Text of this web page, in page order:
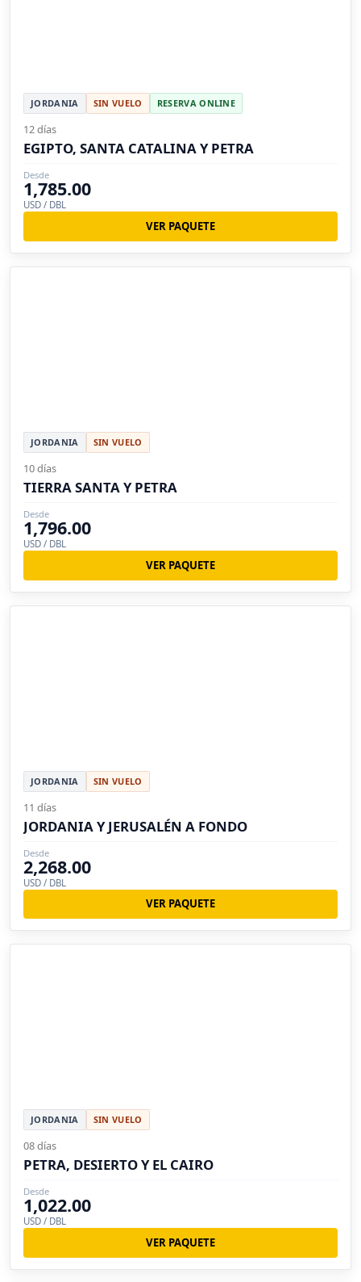
JORDANIA SIN VUELO RESERVA ONLINE
12 días
EGIPTO, SANTA CATALINA Y PETRA
Desde
1,785.00
USD / DBL
VER PAQUETE
JORDANIA SIN VUELO
10 días
TIERRA SANTA Y PETRA
Desde
1,796.00
USD / DBL
VER PAQUETE
JORDANIA SIN VUELO
11 días
JORDANIA Y JERUSALÉN A FONDO
Desde
2,268.00
USD / DBL
VER PAQUETE
JORDANIA SIN VUELO
08 días
PETRA, DESIERTO Y EL CAIRO
Desde
1,022.00
USD / DBL
VER PAQUETE